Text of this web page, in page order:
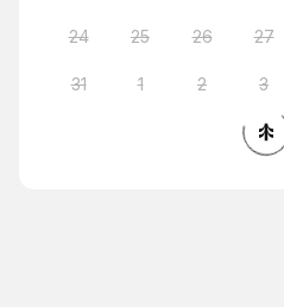
24 25 26 27
31 1 2 3